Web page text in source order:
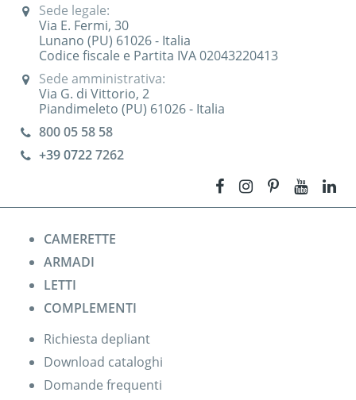
Sede legale:
Via E. Fermi, 30
Lunano (PU) 61026 - Italia
Codice fiscale e Partita IVA 02043220413
Sede amministrativa:
Via G. di Vittorio, 2
Piandimeleto (PU) 61026 - Italia
800 05 58 58
+39 07227262
CAMERETTE
ARMADI
LETTI
COMPLEMENTI
Richiesta depliant
Download cataloghi
Domande frequenti